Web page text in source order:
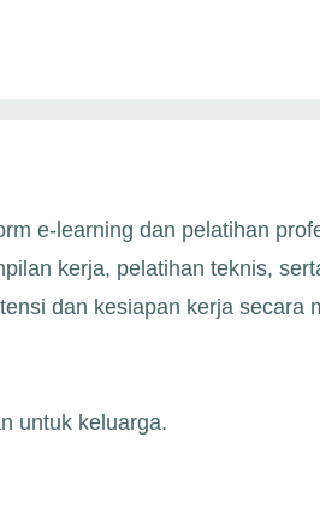
e-learning dan pelatihan
kerja, pelatihan teknis,
dan kesiapan kerja secara
untuk keluarga.